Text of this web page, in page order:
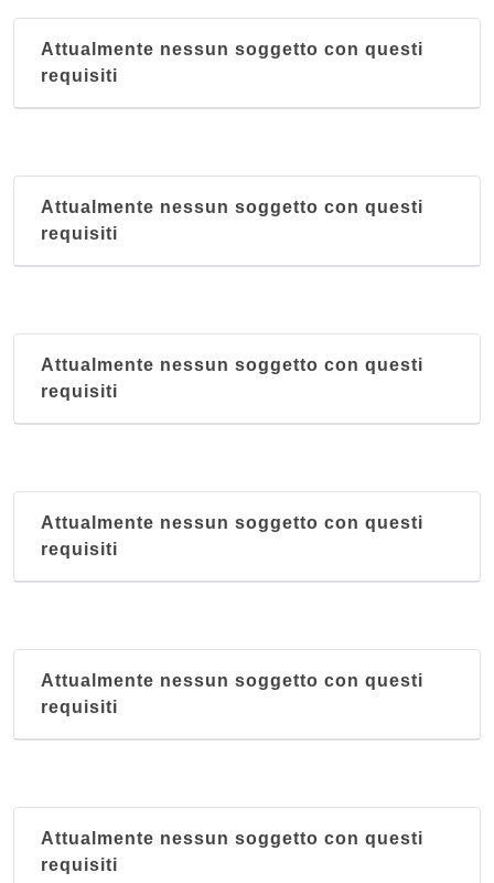
Attualmente nessun soggetto con questi
requisiti
Attualmente nessun soggetto con questi
requisiti
Attualmente nessun soggetto con questi
requisiti
Attualmente nessun soggetto con questi
requisiti
Attualmente nessun soggetto con questi
requisiti
Attualmente nessun soggetto con questi
requisiti